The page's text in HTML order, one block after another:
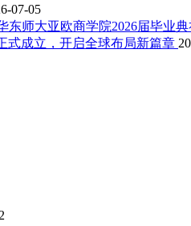
07-05
师大亚欧商学院2026届毕业
式成立，开启全球布局新篇章